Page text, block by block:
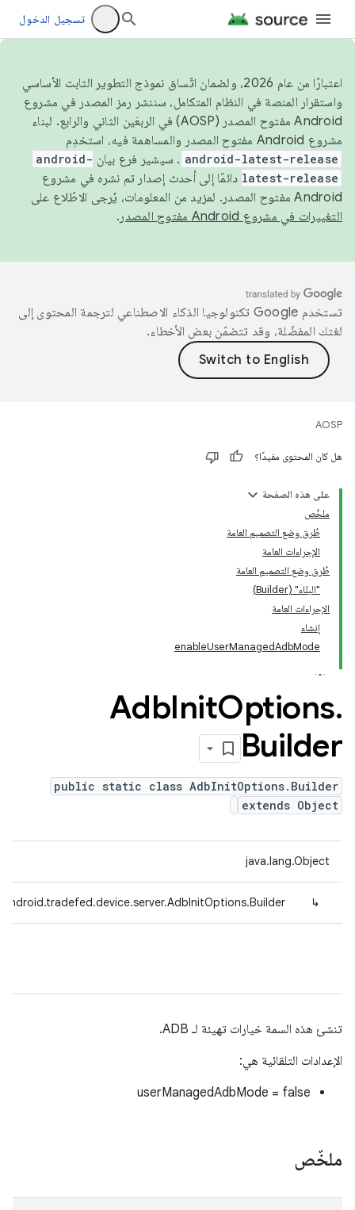
تسجيل الدخول
اعتبارًا من عام 2026، ولضمان اتّساق نموذج التطوير الثابت الأساسي
واستقرار المنصة في النظام المتكامل، سننشر رمز المصدر في مشروع
Android مفتوح المصدر (AOSP) في الربعَين الثاني والرابع. لبناء
مشروع Android مفتوح المصدر والمساهمة فيه، استخدِم
android-latest-release . سيشير فرع بيان android-
latest-release دائمًا إلى أحدث إصدار تم نشره في مشروع
Android مفتوح المصدر. لمزيد من المعلومات، يُرجى الاطّلاع على
التغييرات في مشروع Android مفتوح المصدر
.
تستخدم Google تكنولوجيا الذكاء الاصطناعي لترجمة المحتوى إلى
لغتك المفضّلة، وقد تتضمّن بعض الأخطاء.
AOSP
هل كان المحتوى مفيدًا؟
على هذه الصفحة
ملخّص
طُرق وضع التصميم العامة
الإجراءات العامة
طُرق وضع التصميم العامة
"البنّاء" (Builder)
الإجراءات العامة
إنشاء
enableUserManagedAdbMode
AdbInitOptions.
Builder
public static class AdbInitOptions.Builder
extends Object
java.lang.Object
↳
تنشئ هذه السمة خيارات تهيئة لـ ADB.
الإعدادات التلقائية هي:
userManagedAdbMode = false
ملخّص